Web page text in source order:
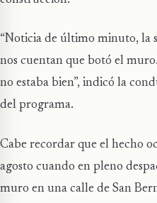
“Noticia de último minuto, la
nos cuentan que botó el
no estaba bien”, indicó la
del programa.
Cabe recordar que el hecho
agosto cuando en pleno
muro en una calle de San